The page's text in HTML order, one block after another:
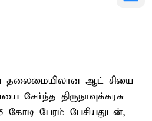
தலைமையிலான ஆட் சியை
சேர்ந்த திருநாவுக்கரசு
கோடி பேரம் பேசியதுடன்,